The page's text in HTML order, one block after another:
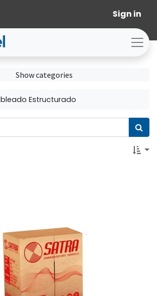
Sign in
Show categories
Estructurado